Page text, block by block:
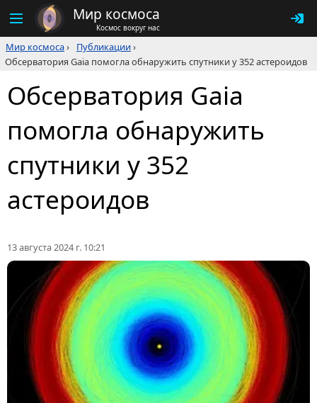
Мир космоса
Космос вокруг нас
Мир космоса› Публикации›
Обсерватория Gaia помогла обнаружить спутники у 352 астероидов
Обсерватория Gaia
помогла обнаружить
спутники у 352
астероидов
13 августа 2024 г. 10:21